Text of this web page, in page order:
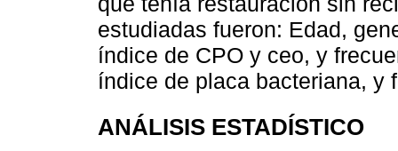
estudiadas fueron: Edad,
índice de CPO y ceo, y
índice de placa bacteriana, y
ANÁLISIS ESTADÍSTICO